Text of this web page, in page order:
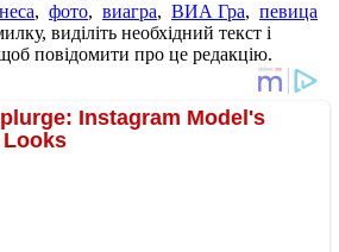
, фото, виагра, ВИА Гра, певица
виділіть необхідний текст і
повідомити про це редакцію.